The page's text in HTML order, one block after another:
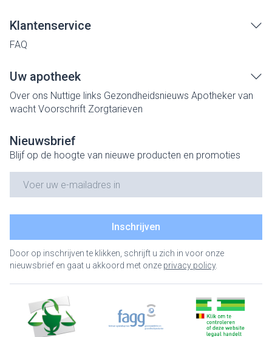
Klantenservice
FAQ
Uw apotheek
Over ons Nuttige links Gezondheidsnieuws Apotheker van
wacht Voorschrift Zorgtarieven
Nieuwsbrief
Blijf op de hoogte van nieuwe producten en promoties
Inschrijven
Door op inschrijven te klikken, schrijft u zich in voor onze
nieuwsbrief en gaat u akkoord met onze privacy policy.